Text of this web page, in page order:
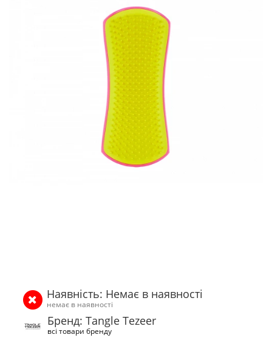
Наявність: Немає в наявності
немає в наявності
Бренд: Tangle Tezeer
всі товари бренду